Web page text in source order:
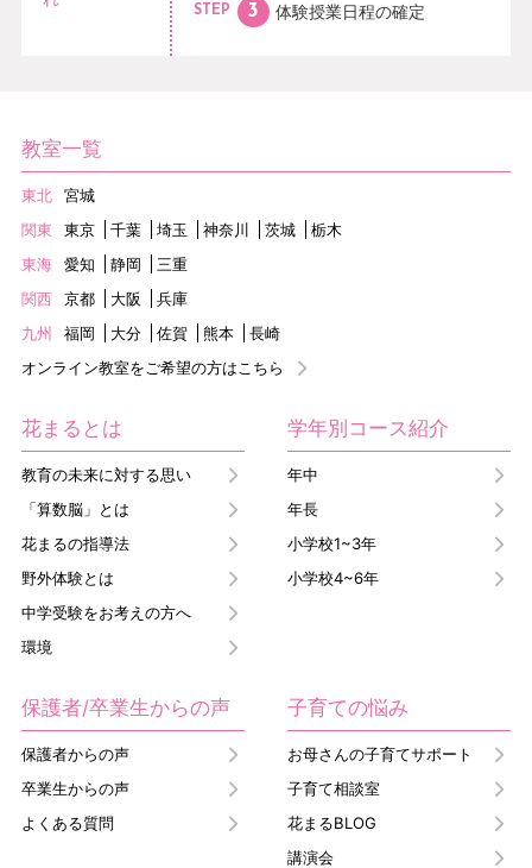
STEP 体験授業日程の確定
教室一覧
東北
宮城
関東
東京 千葉 埼玉 神奈川 茨城
栃木
東海
愛知 静岡
三重
関西
京都 大阪
兵庫
九州
福岡 大分 佐賀 熊本
長崎
オンライン教室をご希望の方はこちら
花まるとは
教育の未来に対する思い
「算数脳」とは
花まるの指導法
野外体験とは
中学受験をお考えの方へ
環境
学年別コース紹介
年中
年長
小学校1~3年
小学校4~6年
保護者/卒業生からの声
保護者からの声
卒業生からの声
よくある質問
子育ての悩み
お母さんの子育てサポート
子育て相談室
花まるBLOG
講演会